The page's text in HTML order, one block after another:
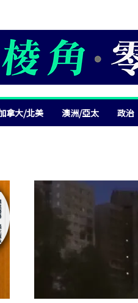
拿大/北美 澳洲/亞太 政治